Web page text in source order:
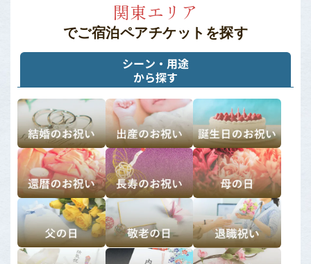
関東エリア
でご宿泊ペアチケットを探す
シーン・用途
から探す